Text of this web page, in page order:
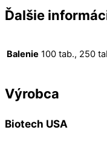
Ďalšie
Balenie 100 tab., 250
Výrobca
Biotech USA